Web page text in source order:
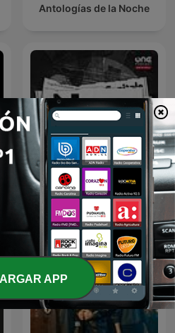
Antologías de la Noche
Nera
APP